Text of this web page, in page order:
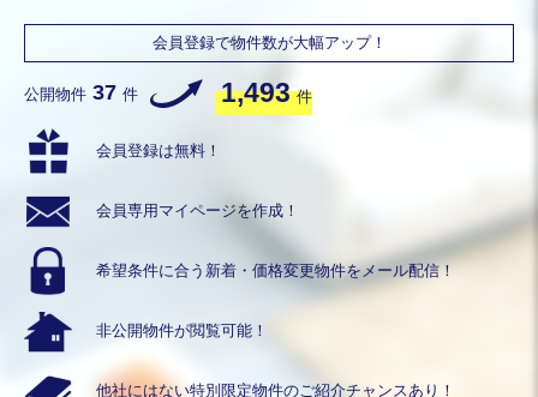
会員登録で物件数が大幅アップ！
公開物件 37 件 1,493 件
会員登録は無料！
会員専用マイページを作成！
希望条件に合う 新着・価格変更物件をメール配信！
非公開物件が閲覧可能！
他社にはない特別限定物件の ご紹介チャンスあり！